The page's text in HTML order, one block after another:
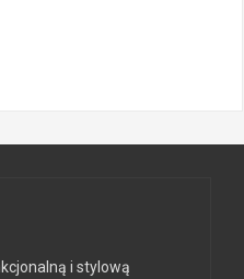
i stylową